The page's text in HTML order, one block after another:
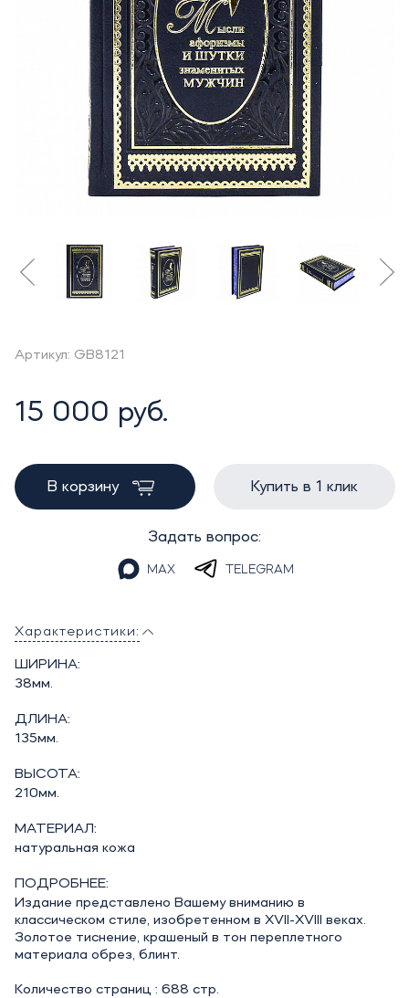
Артикул: GB8121
15 000 руб.
В корзину Купить в 1 клик
Задать вопрос:
MAX TELEGRAM
Характеристики:
ШИРИНА:
38мм.
ДЛИНА:
135мм.
ВЫСОТА:
210мм.
МАТЕРИАЛ:
натуральная кожа
ПОДРОБНЕЕ:
Издание представлено Вашему вниманию в
классическом стиле, изобретенном в XVII-XVIII веках.
Золотое тиснение, крашеный в тон переплетного
материала обрез, блинт.
Количество страниц : 688 стр.